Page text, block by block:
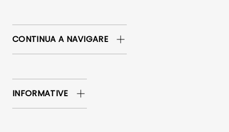
CONTINUA A NAVIGARE
INFORMATIVE